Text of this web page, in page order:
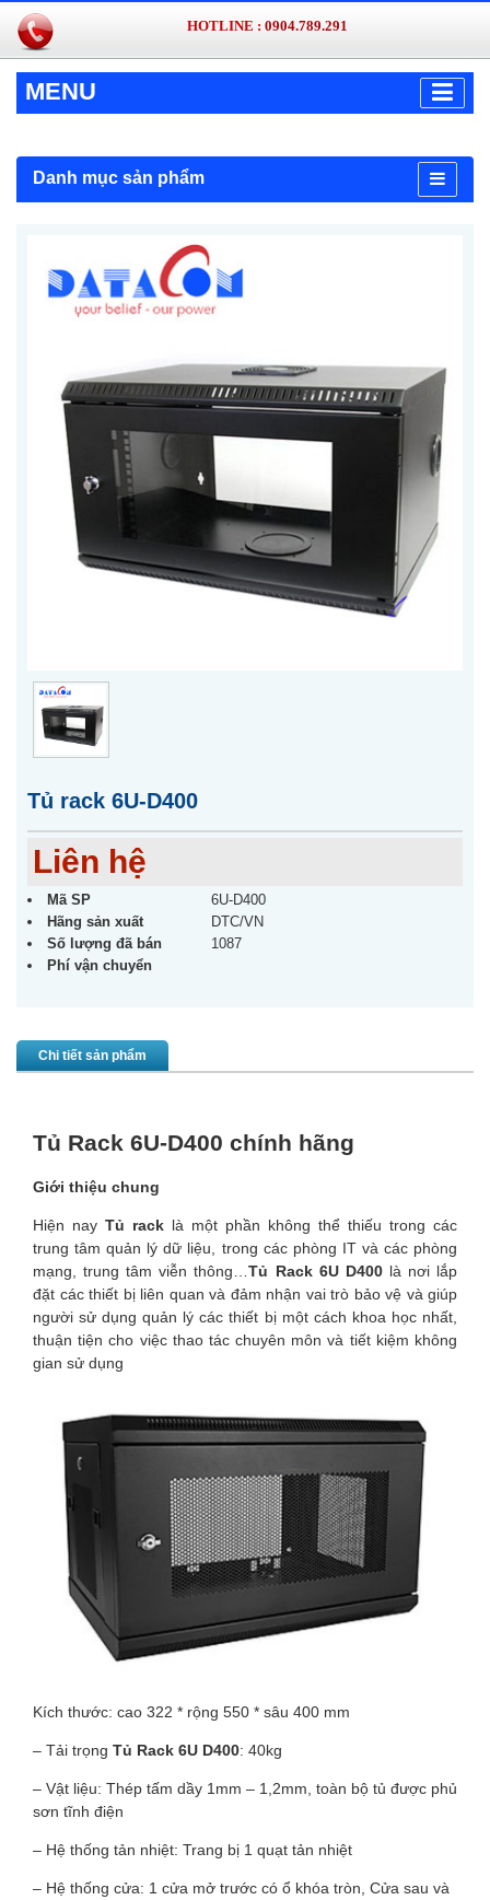
HOTLINE : 0904.789.291
MENU
Danh mục sản phẩm
Tủ rack 6U-D400
Liên hệ
Mã SP
6U-D400
Hãng sản xuất
DTC/VN
Số lượng đã bán
1087
Phí vận chuyển
Chi tiết sản phẩm
Tủ Rack 6U-D400 chính hãng
Giới thiệu chung
Hiện nay Tủ rack là một phần không thể thiếu trong các
trung tâm quản lý dữ liệu, trong các phòng IT và các phòng
mạng, trung tâm viễn thông…Tủ Rack 6U D400là nơi lắp
đặt các thiết bị liên quan và đảm nhận vai trò bảo vệ và giúp
người sử dụng quản lý các thiết bị một cách khoa học nhất,
thuận tiện cho việc thao tác chuyên môn và tiết kiệm không
gian sử dụng
Kích thước: cao 322 * rộng 550 * sâu 400 mm
– Tải trọng Tủ Rack 6U D400: 40kg
– Vật liệu: Thép tấm dầy 1mm – 1,2mm, toàn bộ tủ được phủ
sơn tĩnh điện
– Hệ thống tản nhiệt: Trang bị 1 quạt tản nhiệt
– Hệ thống cửa: 1 cửa mở trước có ổ khóa tròn, Cửa sau và